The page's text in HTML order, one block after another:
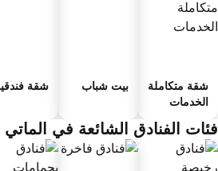
شقة متكاملة
الخدمات
بيت شباب شقة فندقية
الفنادق الشائعة في الماتي